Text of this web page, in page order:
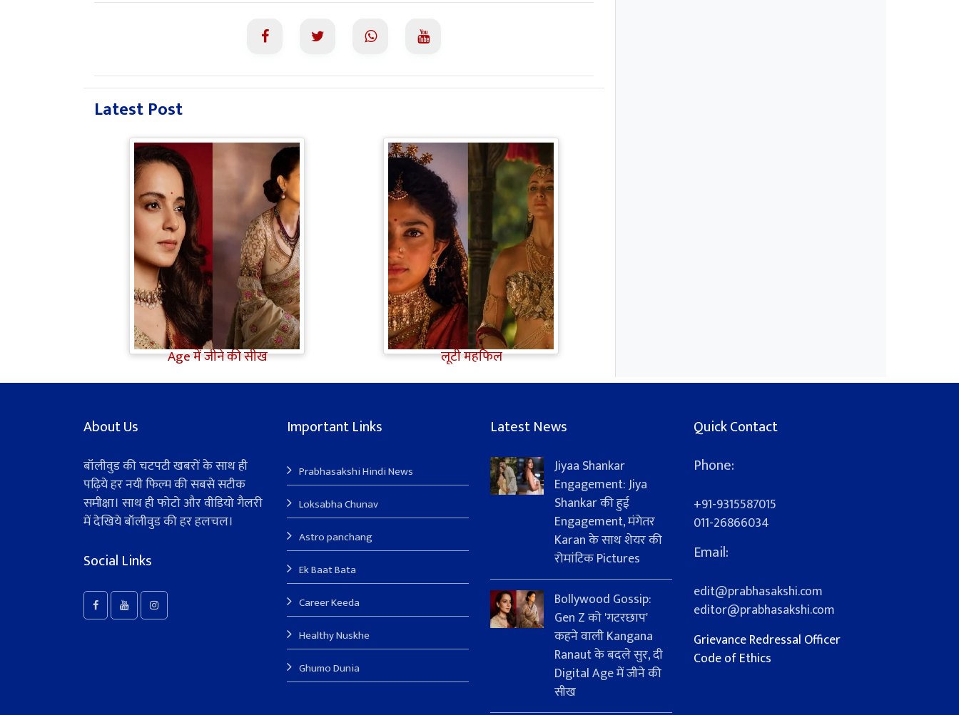
Latest Post
Bollywood Gossip: Gen Z को
'गटरछाप' कहने वाली Kangana
Ranaut के बदले सुर, दी Digital
Age में जीने की सीख
Ramayana Trailer: सीता से
ज्यादा Rakul Preet Singh की
चर्चा, Shurpanakha के लुक ने
लूटी महफिल
About Us
बॉलीवुड की चटपटी खबरों के साथ ही
पढ़िये हर नयी फिल्म की सबसे सटीक
समीक्षा। साथ ही फोटो और वीडियो गैलरी
में देखिये बॉलीवुड की हर हलचल।
Social Links
Important Links
Prabhasakshi Hindi News
Loksabha Chunav
Astro panchang
Ek Baat Bata
Career Keeda
Healthy Nuskhe
Ghumo Dunia
Latest News
Jiyaa Shankar
Engagement: Jiya
Shankar की हुई
Engagement, मंगेतर
Karan के साथ शेयर की
रोमांटिक Pictures
Bollywood Gossip:
Gen Z को 'गटरछाप'
कहने वाली Kangana
Ranaut के बदले सुर, दी
Digital Age में जीने की
सीख
Quick Contact
Phone:
+91-9315587015
011-26866034
Email:
edit@prabhasakshi.com
editor@prabhasakshi.com
Grievance Redressal Officer
Code of Ethics